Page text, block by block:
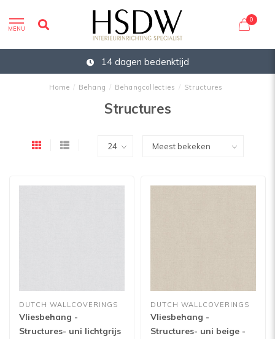
MENU
0
14 dagen bedenktijd
Home / Behang / Behangcollecties / Structures
Structures
DUTCH WALLCOVERINGS
Vliesbehang -
Structures- uni lichtgrijs
DUTCH WALLCOVERINGS
Vliesbehang -
Structures- uni beige -